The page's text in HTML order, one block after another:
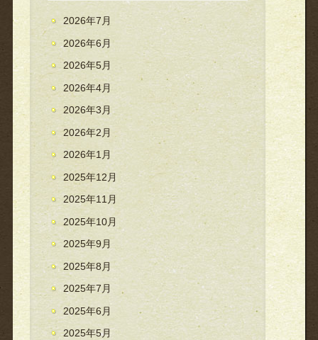
2026年7月
2026年6月
2026年5月
2026年4月
2026年3月
2026年2月
2026年1月
2025年12月
2025年11月
2025年10月
2025年9月
2025年8月
2025年7月
2025年6月
2025年5月